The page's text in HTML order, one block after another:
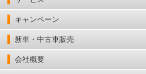
キャンペーン
新車・中古車販売
会社概要